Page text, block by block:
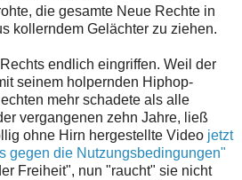
die gesamte Neue Rechte in
kollerndem Gelächter zu ziehen.
endlich eingriffen. Weil der
seinem holpernden Hiphop-
mehr schadete als alle
vergangenen zehn Jahre, ließ
ohne Hirn hergestellte Video jetzt
gegen die Nutzungsbedingungen"
Freiheit", nun "raucht" sie nicht